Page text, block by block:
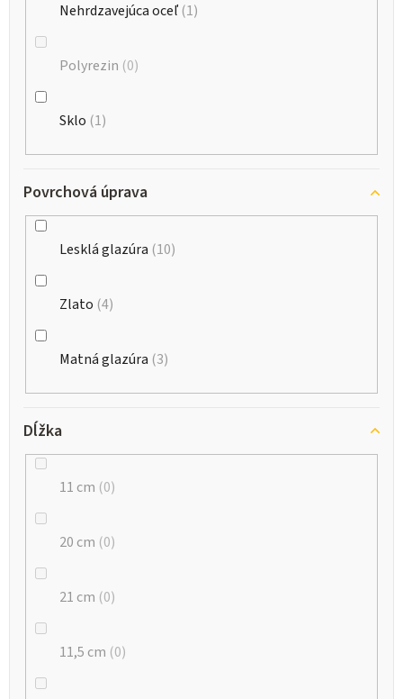
Nehrdzavejúca oceľ 1
Polyrezin 0
Sklo 1
Povrchová úprava
Lesklá glazúra 10
Zlato 4
Matná glazúra 3
Dĺžka
11 cm 0
20 cm 0
21 cm 0
11,5 cm 0